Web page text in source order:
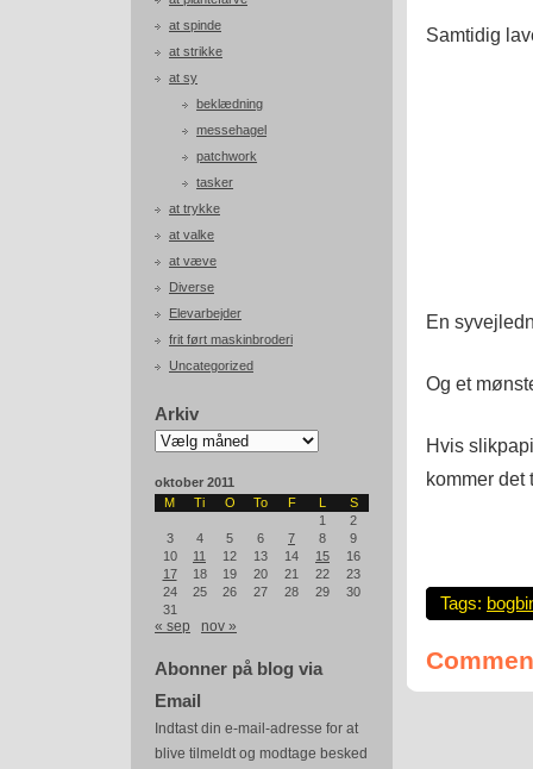
at spinde
at strikke
at sy
beklædning
messehagel
patchwork
tasker
at trykke
at valke
at væve
Diverse
Elevarbejder
frit ført maskinbroderi
Uncategorized
Arkiv
Arkiv
oktober 2011
M
Ti O To F L
S
1
2
3
4 5 6 7 8
9
10
11 12 13 14 15
16
17
18 19 20 21 22
23
24
25 26 27 28 29
30
31
« sep nov »
Abonner på blog via
Email
Indtast din e-mail-adresse for at
blive tilmeldt og modtage besked
Samtidig
En
Og et
Hvis
kommer
Tags: